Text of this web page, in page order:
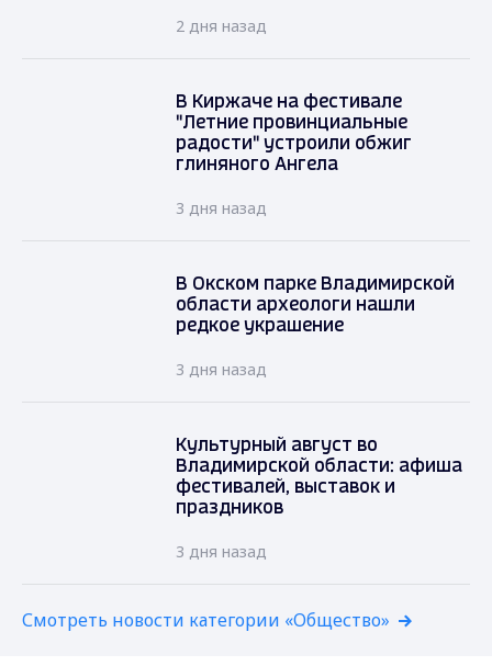
2 дня назад
В Киржаче на фестивале
"Летние провинциальные
радости" устроили обжиг
глиняного Ангела
3 дня назад
В Окском парке Владимирской
области археологи нашли
редкое украшение
3 дня назад
Культурный август во
Владимирской области: афиша
фестивалей, выставок и
праздников
3 дня назад
Смотреть новости категории «Общество»